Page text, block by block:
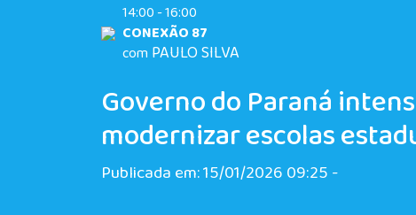
14:00 - 16:00
CONEXÃO 87
com PAULO SILVA
Governo do Paraná
modernizar escolas
Publicada em: 15/01/2026 09:25 -